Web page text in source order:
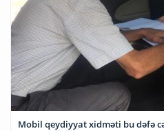
Mobil qeydiyyat xidməti bu dəfə